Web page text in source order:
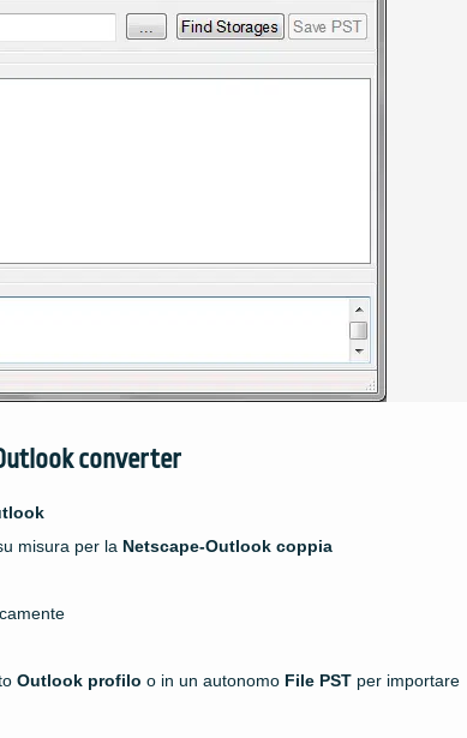
converter
misura per la Netscape-Outlook coppia
Outlook profilo o in un autonomo File PST per importare